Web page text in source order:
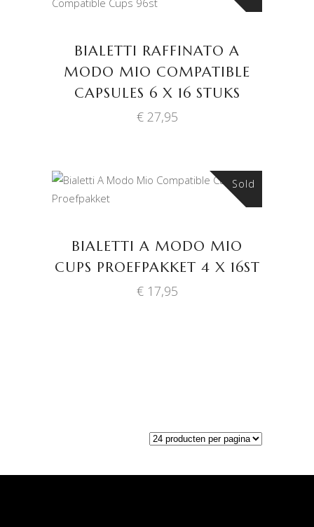
BIALETTI RAFFINATO A
MODO MIO COMPATIBLE
CAPSULES 6 X 16 STUKS
€27,95
Sold
BIALETTI A MODO MIO
CUPS PROEFPAKKET 4 X 16ST
€17,95